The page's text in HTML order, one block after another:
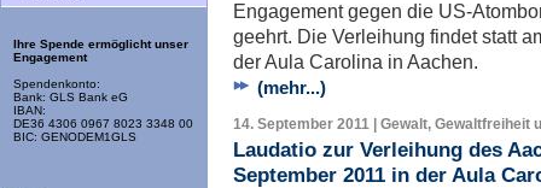
Ihre Spende ermöglicht unser
Engagement
Spendenkonto:
Bank: GLS Bank eG
IBAN:
DE36 4306 0967 8023 3348 00
BIC: GENODEM1GLS
Engagement gegen die US-
geehrt. Die Verleihung findet statt
der Aula Carolina in Aachen.
(mehr...)
14. September 2011 | Gewalt, Gewaltfreiheit
Laudatio zur Verleihung des
September 2011 in der Aula